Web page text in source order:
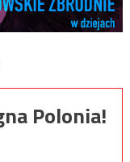
Polonia!